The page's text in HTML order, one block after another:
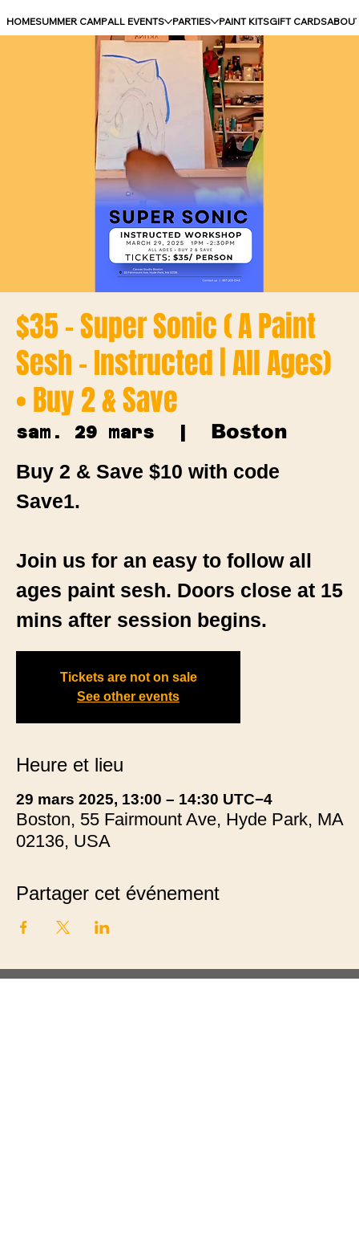
HOMESUMMER CAMPALL EVENTS PARTIES PAINT KITSGIFT CARDS
$35 - Super Sonic ( A Paint
Sesh - Instructed | All Ages)
• Buy 2 & Save
sam. 29 mars
  |
Boston
Buy 2 & Save $10 with code
Save1.
Join us for an easy to follow all
ages paint sesh. Doors close at 15
mins after session begins.
Tickets are not on sale
See other events
Heure et lieu
29 mars 2025, 13:00 – 14:30 UTC−4
Boston, 55 Fairmount Ave, Hyde Park, MA
02136, USA
Partager cet événement